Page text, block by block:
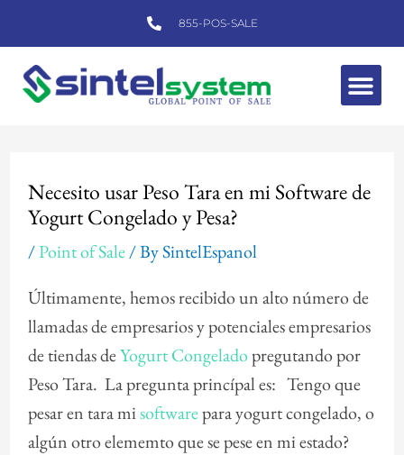
to
content
855-POS-SALE
Necesito usar Peso Tara en mi Software de
Yogurt Congelado y Pesa?
/Point of Sale/ BySintelEspanol
Últimamente, hemos recibido un alto número de
llamadas de empresarios y potenciales empresarios
de tiendas deYogurt Congeladopregutando por
Peso Tara. La pregunta princípal es: Tengo que
pesar en tara misoftwarepara yogurt congelado, o
algún otro elememto que se pese en mi estado?